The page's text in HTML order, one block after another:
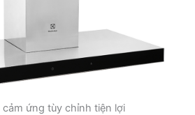
cảm ứng tùy chỉnh tiện lợi